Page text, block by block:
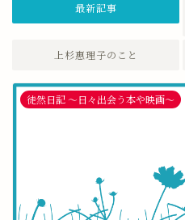
最新記事
上杉惠理子のこと
徒然日記 〜日々出会う本や映画〜